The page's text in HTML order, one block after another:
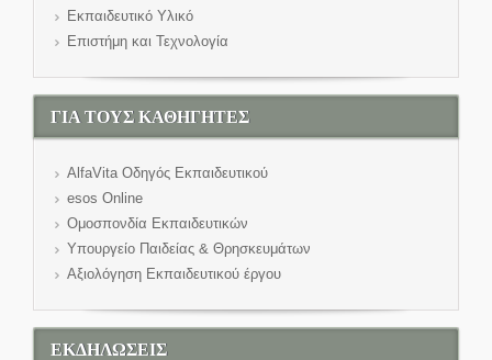
Εκπαιδευτικό Υλικό
Επιστήμη και Τεχνολογία
ΓΙΑ ΤΟΥΣ ΚΑΘΗΓΗΤΕΣ
AlfaVita Οδηγός Εκπαιδευτικού
esos Online
Ομοσπονδία Εκπαιδευτικών
Υπουργείο Παιδείας & Θρησκευμάτων
Αξιολόγηση Εκπαιδευτικού έργου
ΕΚΔΗΛΩΣΕΙΣ